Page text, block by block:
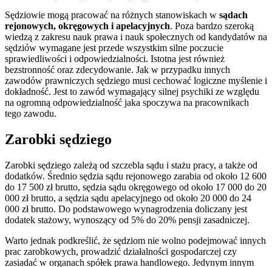
Sędziowie mogą pracować na różnych stanowiskach w sądach
rejonowych, okręgowych i apelacyjnych. Poza bardzo szeroką
wiedzą z zakresu nauk prawa i nauk społecznych od kandydatów na
sędziów wymagane jest przede wszystkim silne poczucie
sprawiedliwości i odpowiedzialności. Istotna jest również
bezstronność oraz zdecydowanie. Jak w przypadku innych
zawodów prawniczych sędziego musi cechować logiczne myślenie i
dokładność. Jest to zawód wymagający silnej psychiki ze względu
na ogromną odpowiedzialność jaka spoczywa na pracownikach
tego zawodu.
Zarobki sędziego
Zarobki sędziego zależą od szczebla sądu i stażu pracy, a także od
dodatków. Średnio sędzia sądu rejonowego zarabia od około 12 600
do 17 500 zł brutto, sędzia sądu okręgowego od około 17 000 do 20
000 zł brutto, a sędzia sądu apelacyjnego od około 20 000 do 24
000 zł brutto. Do podstawowego wynagrodzenia doliczany jest
dodatek stażowy, wynoszący od 5% do 20% pensji zasadniczej.
Warto jednak podkreślić, że sędziom nie wolno podejmować innych
prac zarobkowych, prowadzić działalności gospodarczej czy
zasiadać w organach spółek prawa handlowego. Jedynym innym